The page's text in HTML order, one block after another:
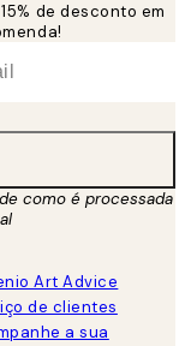
de desconto em
de como é processada
Art Advice
de clientes
a sua